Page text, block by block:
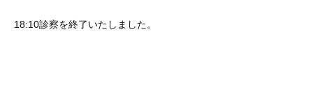
18:10診察を終了いたしました。